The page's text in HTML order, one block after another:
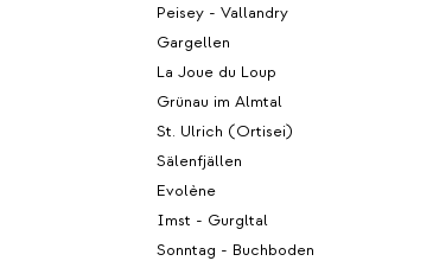
Peisey - Vallandry
Gargellen
La Joue du Loup
Grünau im Almtal
St. Ulrich (Ortisei)
Sälenfjällen
Evolène
Imst - Gurgltal
Sonntag - Buchboden